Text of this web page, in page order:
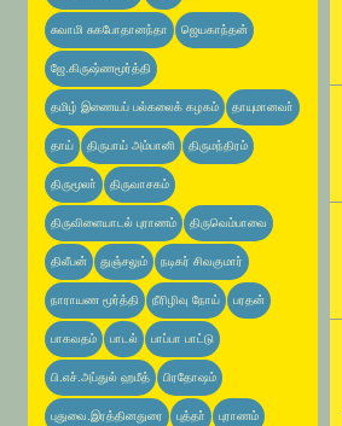
சுவாமி சுகபோதானந்தா ஜெயகாந்தன்
ஜே.கிருஷ்ணமூர்த்தி
தமிழ் இணையப் பல்கலைக் கழகம் தாயுமானவா்
தாய் திருபாய் அம்பானி திருமந்திரம்
திருமூலா் திருவாசகம்
திருவிளையாடல் புராணம் திருவெம்பாவை
திலீபன் துஞ்சலும் நடிகர் சிவகுமார்
நாராயண மூர்த்தி நீரிழிவு நோய் பரதன்
பாகவதம் பாடல் பாப்பா பாட்டு
பி.எச்.அப்துல் ஹமீத் பிரதோஷம்
புதுவை.இரத்தினதுரை புத்தா் புராணம்